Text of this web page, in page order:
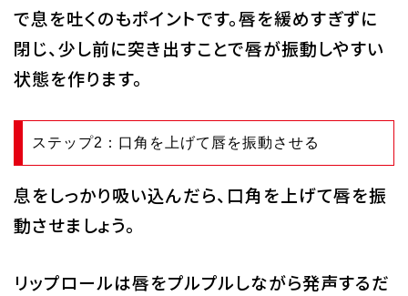
で息を吐くのもポイントです。唇を緩めすぎずに
閉じ、少し前に突き出すことで唇が振動しやすい
状態を作ります。
ステップ2：口角を上げて唇を振動させる
息をしっかり吸い込んだら、口角を上げて唇を振
動させましょう。
リップロールは唇をプルプルしながら発声するだ